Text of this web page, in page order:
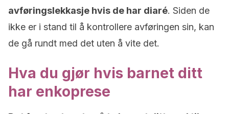
avføringslekkasje hvis de har diaré. Siden de
ikke er i stand til å kontrollere avføringen sin, kan
de gå rundt med det uten å vite det.
Hva du gjør hvis barnet ditt
har enkoprese